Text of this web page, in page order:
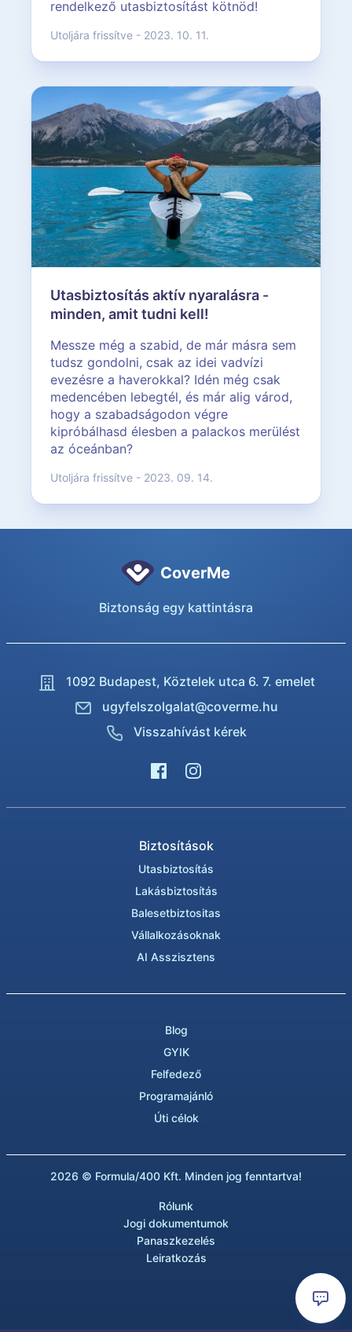
rendelkező utasbiztosítást kötnöd!
Utoljára frissítve - 2023. 10. 11.
Utasbiztosítás aktív nyaralásra -
minden, amit tudni kell!
Messze még a szabid, de már másra sem
tudsz gondolni, csak az idei vadvízi
evezésre a haverokkal? Idén még csak
medencében lebegtél, és már alig várod,
hogy a szabadságodon végre
kipróbálhasd élesben a palackos merülést
az óceánban?
Utoljára frissítve - 2023. 09. 14.
CoverMe
Biztonság egy kattintásra
1092 Budapest, Köztelek utca 6. 7. emelet
ugyfelszolgalat@coverme.hu
Visszahívást kérek
Biztosítások
Utasbiztosítás
Lakásbiztosítás
Balesetbiztositas
Vállalkozásoknak
AI Asszisztens
Blog
GYIK
Felfedező
Programajánló
Úti célok
2026 © Formula/400 Kft. Minden jog fenntartva!
Rólunk
Jogi dokumentumok
Panaszkezelés
Leiratkozás